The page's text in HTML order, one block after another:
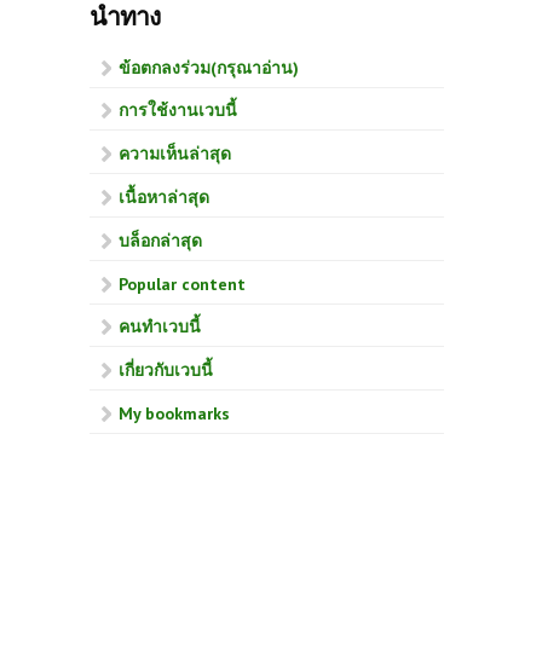
นำทาง
ข้อตกลงร่วม(กรุณาอ่าน)
การใช้งานเวบนี้
ความเห็นล่าสุด
เนื้อหาล่าสุด
บล็อกล่าสุด
Popular content
คนทำเวบนี้
เกี่ยวกับเวบนี้
My bookmarks